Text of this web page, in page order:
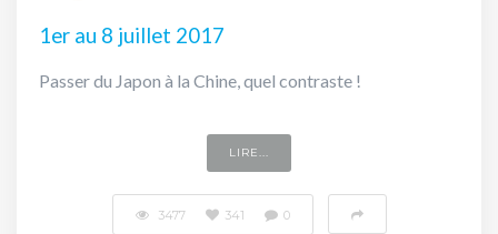
1er au 8 juillet 2017
Passer du Japon à la Chine, quel contraste !
LIRE...
3477 341 0